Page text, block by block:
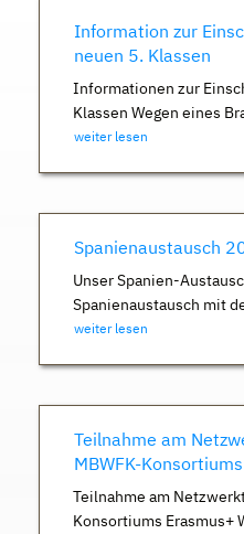
Information zur
neuen 5. Klassen
Informationen zur
Klassen Wegen eines
weiter lesen
Spanienaustausch
Unser Spanien-
Spanienaustausch mit
weiter lesen
Teilnahme am
MBWFK-
Teilnahme am
Konsortiums Erasmus+